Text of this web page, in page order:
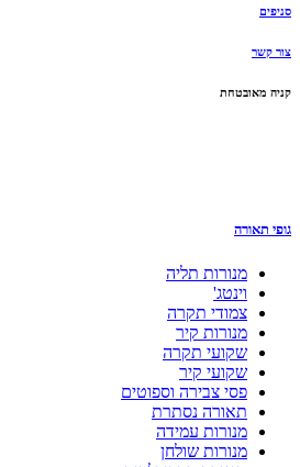
סניפים
צור קשר
קניה מאובטחת
גופי תאורה
מנורות תליה
וינטג'
צמודי תקרה
מנורות קיר
שקועי תקרה
שקועי קיר
פסי צבירה וספוטים
תאורה נסתרת
מנורות עמידה
מנורות שולחן